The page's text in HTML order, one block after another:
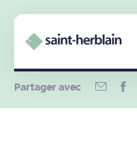
Partager avec